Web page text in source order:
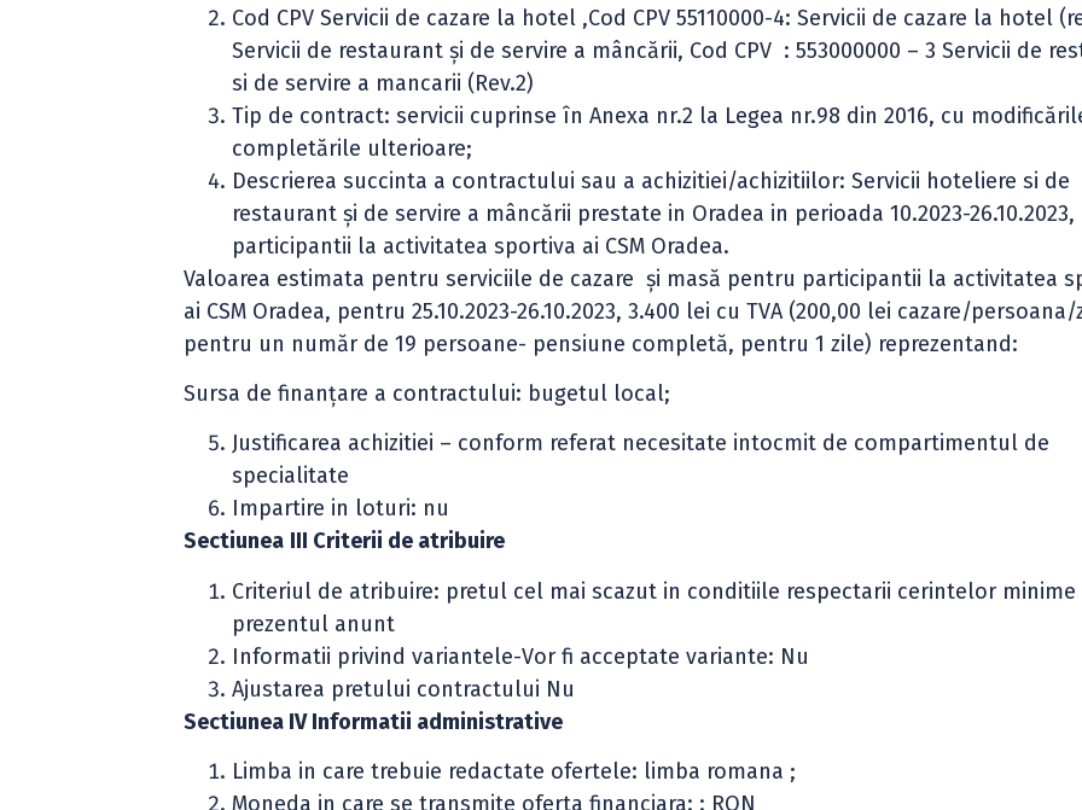
Cod CPV Servicii de cazare la hotel ,Cod CPV 55110000-4: Servicii de cazare la hotel
Servicii de restaurant şi de servire a mâncării, Cod CPV : 553000000 – 3 Servicii de
si de servire a mancarii (Rev.2)
Tip de contract: servicii cuprinse în Anexa nr.2 la Legea nr.98 din 2016, cu
completările ulterioare;
Descrierea succinta a contractului sau a achizitiei/achizitiilor: Servicii hoteliere si de
restaurant şi de servire a mâncării prestate in Oradea in perioada 10.2023-
participantii la activitatea sportiva ai CSM Oradea.
Valoarea estimata pentru serviciile de cazare și masă pentru participantii la activitatea
ai CSM Oradea, pentru 25.10.2023-26.10.2023, 3.400 lei cu TVA (200,00 lei cazare/persoana/
pentru un număr de 19 persoane- pensiune completă, pentru 1 zile) reprezentand:
Sursa de finanţare a contractului: bugetul local;
Justificarea achizitiei – conform referat necesitate intocmit de compartimentul de
specialitate
Impartire in loturi: nu
Sectiunea III Criterii de atribuire
Criteriul de atribuire: pretul cel mai scazut in conditiile respectarii cerintelor minime
prezentul anunt
Informatii privind variantele-Vor fi acceptate variante: Nu
Ajustarea pretului contractului Nu
Sectiunea IV Informatii administrative
Limba in care trebuie redactate ofertele: limba romana ;
Moneda in care se transmite oferta financiara: : RON